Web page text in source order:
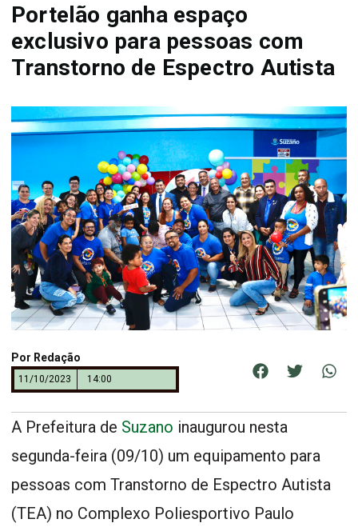
Portelão ganha espaço
exclusivo para pessoas com
Transtorno de Espectro Autista
Por Redação
11/10/2023 14:00
A Prefeitura de Suzano inaugurou nesta
segunda-feira (09/10) um equipamento para
pessoas com Transtorno de Espectro Autista
(TEA) no Complexo Poliesportivo Paulo